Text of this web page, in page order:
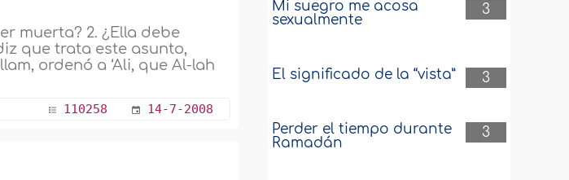
muerta? 2. ¿Ella debe
que trata este asunto,
ordenó a ‘Ali, que Al-lah
110258 14-7-2008
3
Mi suegro me acosa
sexualmente
3
El significado de la “vista”
3
Perder el tiempo durante
Ramadán